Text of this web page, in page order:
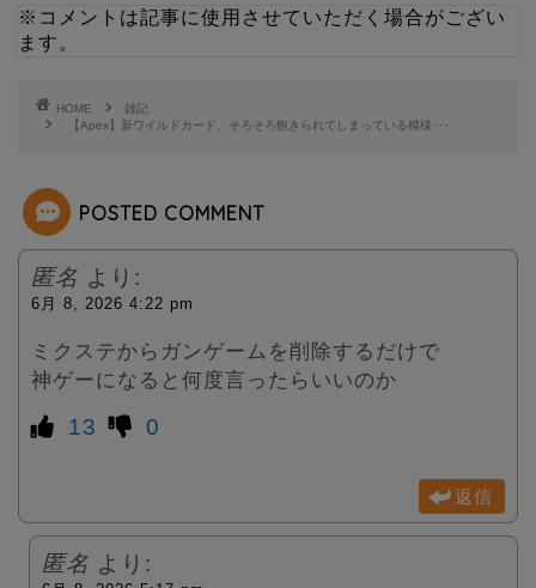
t
r
※コメントは記事に使用させていただく場合がござい
ます。
HOME
雑記
【Apex】新ワイルドカード、そろそろ飽きられてしまっている模様･･･
POSTED COMMENT
匿名 より:
6月 8, 2026 4:22 pm
ミクステからガンゲームを削除するだけで
神ゲーになると何度言ったらいいのか
13 0
返信
匿名 より: